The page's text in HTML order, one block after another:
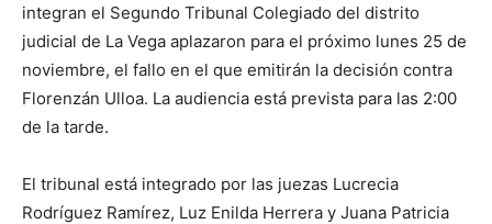
integran el Segundo Tribunal Colegiado del distrito
judicial de La Vega aplazaron para el próximo lunes 25 de
noviembre, el fallo en el que emitirán la decisión contra
Florenzán Ulloa. La audiencia está prevista para las 2:00
de la tarde.
El tribunal está integrado por las juezas Lucrecia
Rodríguez Ramírez, Luz Enilda Herrera y Juana Patricia